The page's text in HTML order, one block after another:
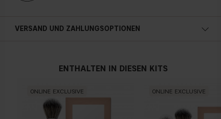
VERSAND UND ZAHLUNGSOPTIONEN
ENTHALTEN IN DIESEN KITS
ONLINE EXCLUSIVE ONLINE EXCLUSIVE